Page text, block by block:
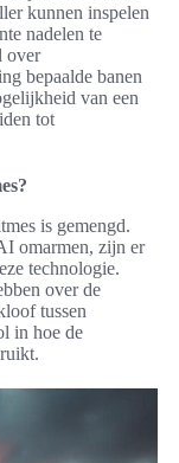
kunnen inspelen
nadelen te
over
bepaalde banen
van een
tot
is gemengd.
omarmen, zijn er
technologie.
over de
tussen
in hoe de